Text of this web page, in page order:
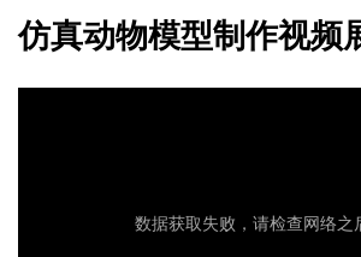
仿真动物模型制作视频